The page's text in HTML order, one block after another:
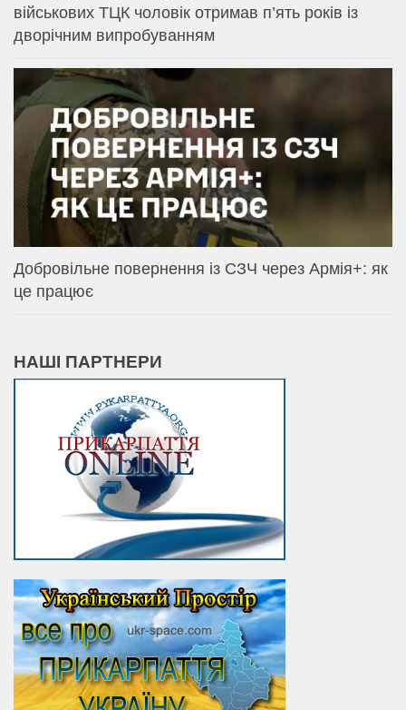
військових ТЦК чоловік отримав п’ять років із
дворічним випробуванням
Добровільне повернення із СЗЧ через Армія+: як
це працює
НАШІ ПАРТНЕРИ